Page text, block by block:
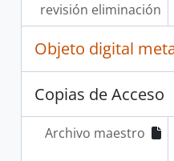
revisión eliminación
Objeto digital
Copias de Acceso
Archivo maestro